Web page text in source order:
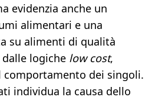
evidenzia anche un
alimentari e una
su alimenti di qualità
logiche low cost,
comportamento dei singoli.
individua la causa dello